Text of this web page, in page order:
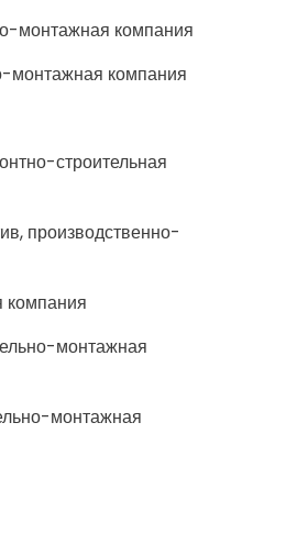
монтажная компания
монтажная компания
строительная
производственно-
компания
монтажная
монтажная